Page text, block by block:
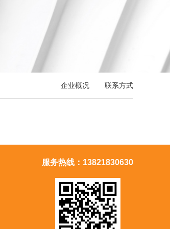
企业概况 联系方式
服务热线：13821830630